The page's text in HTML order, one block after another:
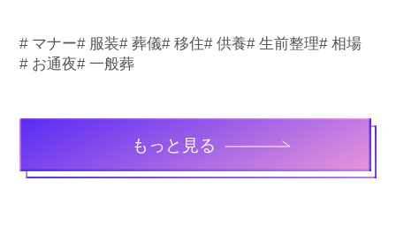
# マナー# 服装# 葬儀# 移住# 供養# 生前整理# 相場
# お通夜# 一般葬
もっと見る